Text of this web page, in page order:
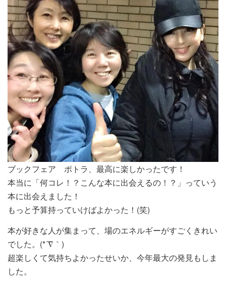
ブックフェア ポトラ、最高に楽しかったです！
本当に「何コレ！？こんな本に出会えるの！？」っていう
本に出会えました！
もっと予算持っていけばよかった！(笑)
本が好きな人が集まって、場のエネルギーがすごくきれい
でした。(*´∇｀)
超楽しくて気持ちよかったせいか、今年最大の発見もしま
した。